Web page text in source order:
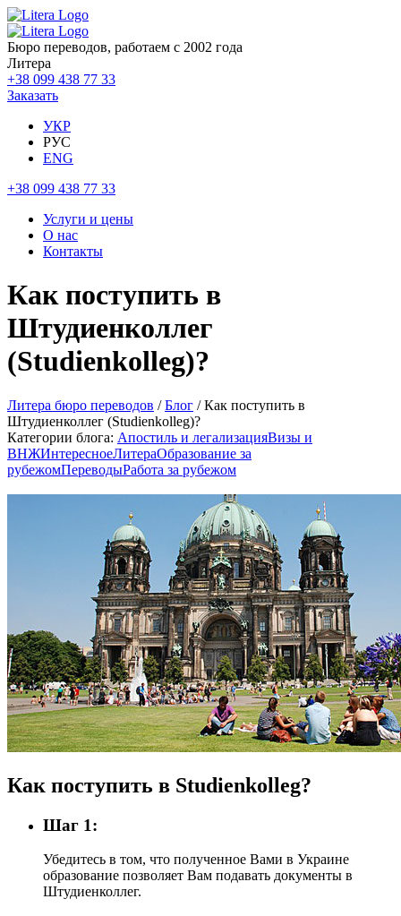
Бюро переводов, работаем с 2002 года
Литера
+38 099 438 77 33
Заказать
УКР
РУС
ENG
+38 099 438 77 33
Услуги и цены
О нас
Контакты
Как поступить в
Штудиенколлег
(Studienkolleg)?
Литера бюро переводов /Блог / Как поступить в
Штудиенколлег (Studienkolleg)?
Категории блога: Апостиль и легализацияВизы и
ВНЖИнтересноеЛитераОбразование за
рубежомПереводыРабота за рубежом
Как поступить в Studienkolleg?
Шаг 1:
Убедитесь в том, что полученное Вами в Украине
образование позволяет Вам подавать документы в
Штудиенколлег.